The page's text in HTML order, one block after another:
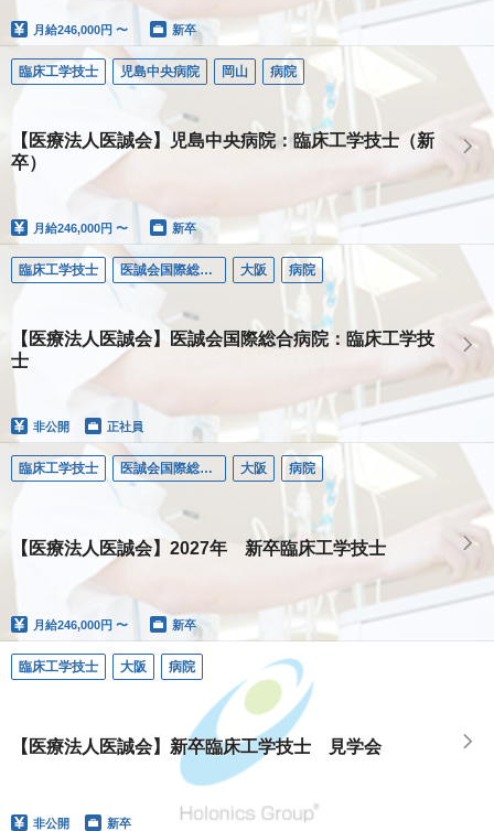
月給246,000円 〜 新卒
臨床工学技士 児島中央病院 岡山 病院
【医療法人医誠会】児島中央病院：臨床工学技士（新
卒）
月給246,000円 〜 新卒
臨床工学技士 医誠会国際総合病院 大阪 病院
【医療法人医誠会】医誠会国際総合病院：臨床工学技
士
非公開 正社員
臨床工学技士 医誠会国際総合病院 大阪 病院
【医療法人医誠会】2027年 新卒臨床工学技士
月給246,000円 〜 新卒
臨床工学技士 大阪 病院
【医療法人医誠会】新卒臨床工学技士 見学会
非公開 新卒